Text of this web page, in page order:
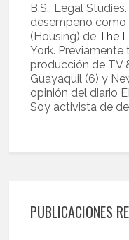
B.S., Legal
desempeño como
(Housing) de The
York. Previamente
producción de TV
Guayaquil (6) y
opinión del diario
Soy activista de
PUBLICACIONES